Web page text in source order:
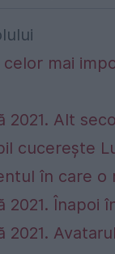
mai
2021. Alt
cucerește
în care o
2021. Înapoi
2021.